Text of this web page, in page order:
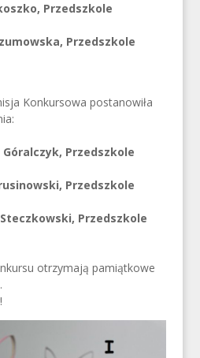
Przedszkole
Przedszkole
Konkursowa postanowiła
Góralczyk, Przedszkole
Przedszkole
Steczkowski, Przedszkole
otrzymają pamiątkowe